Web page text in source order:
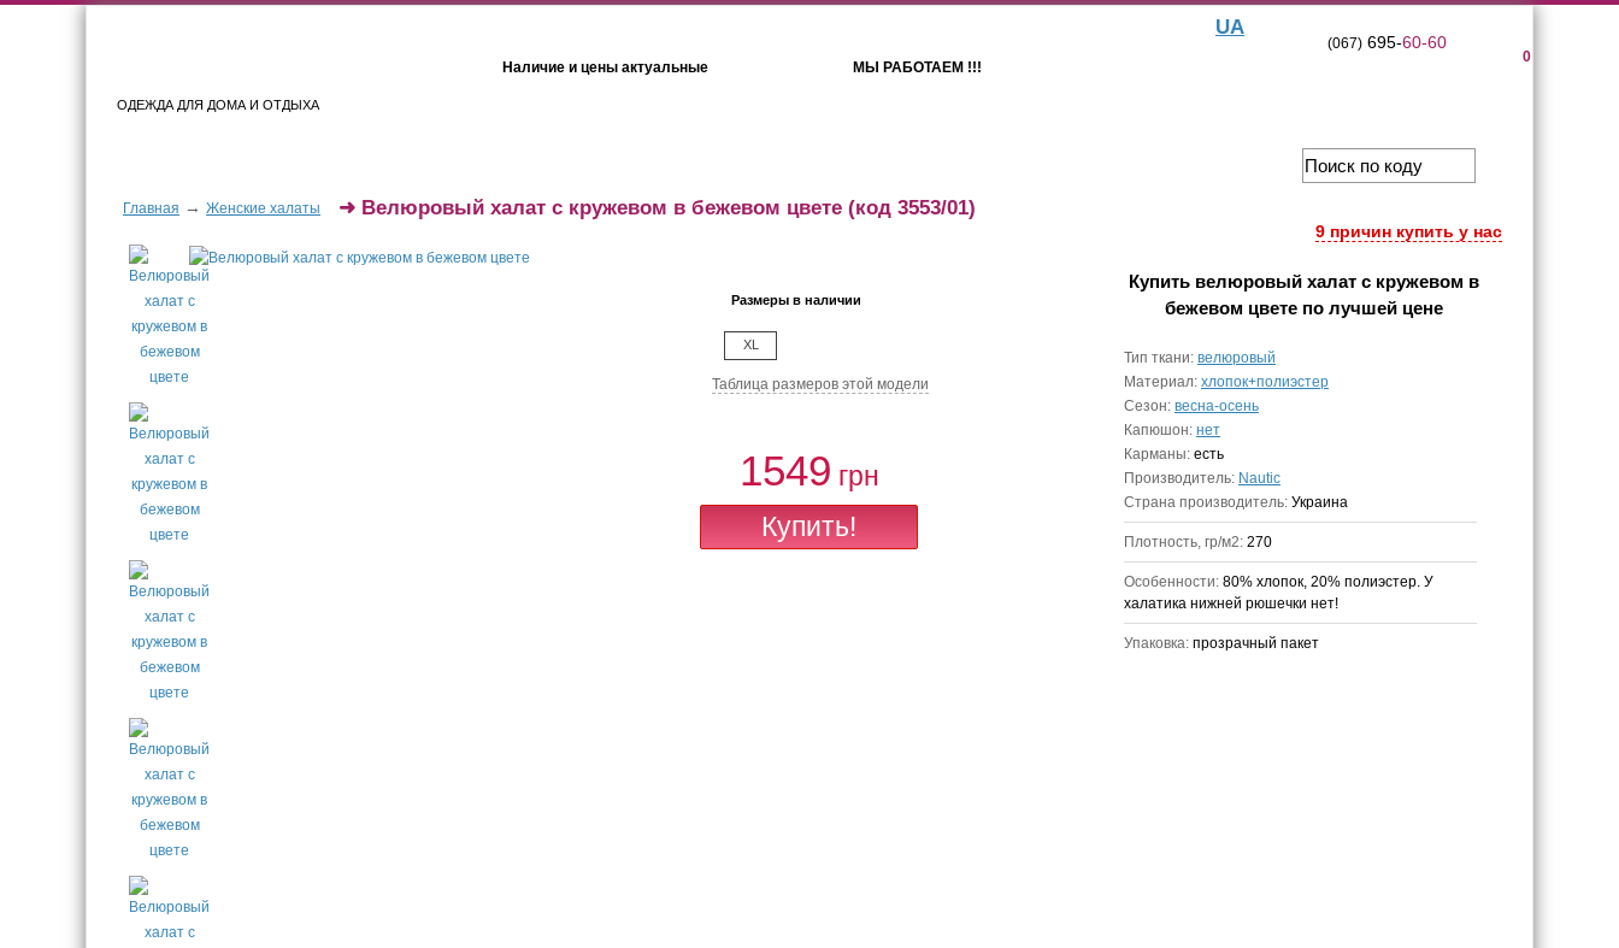
ОДЕЖДА ДЛЯ ДОМА И ОТДЫХА
Наличие и цены актуальные МЫ РАБОТАЕМ !!!
UA
0
(067)695-60-60
Главная → Женские халаты
9 причин купить у нас
➜ Велюровый халат с кружевом в бежевом цвете (код 3553/01)
Размеры в наличии
XL
Таблица размеров этой модели
1549 грн
Купить велюровый халат с кружевом в
бежевом цветепо лучшей цене
Тип ткани: велюровый
Материал: хлопок+полиэстер
Сезон: весна-осень
Капюшон: нет
Карманы: есть
Производитель: Nautic
Страна производитель: Украина
Плотность, гр/м2: 270
Особенности: 80% хлопок, 20% полиэстер. У
халатика нижней рюшечки нет!
Упаковка: прозрачный пакет